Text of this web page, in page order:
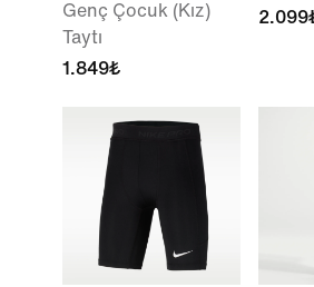
Genç Çocuk (Kız)
Taytı
1.849₺